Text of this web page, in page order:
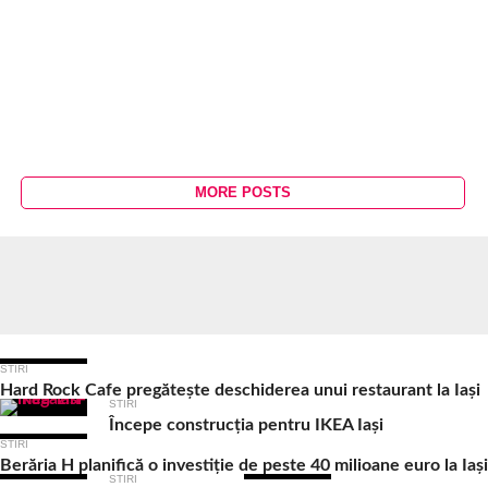
MORE POSTS
STIRI
Hard Rock Cafe pregătește deschiderea unui restaurant la Iași
STIRI
Începe construcția pentru IKEA Iași
STIRI
Berăria H planifică o investiție de peste 40 milioane euro la Iași
STIRI